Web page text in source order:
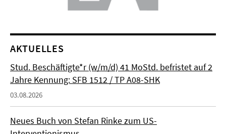
AKTUELLES
Stud. Beschäftigte*r (w/m/d) 41 MoStd. befristet auf 2
Jahre Kennung: SFB 1512 / TP A08-SHK
03.08.2026
Neues Buch von Stefan Rinke zum US-